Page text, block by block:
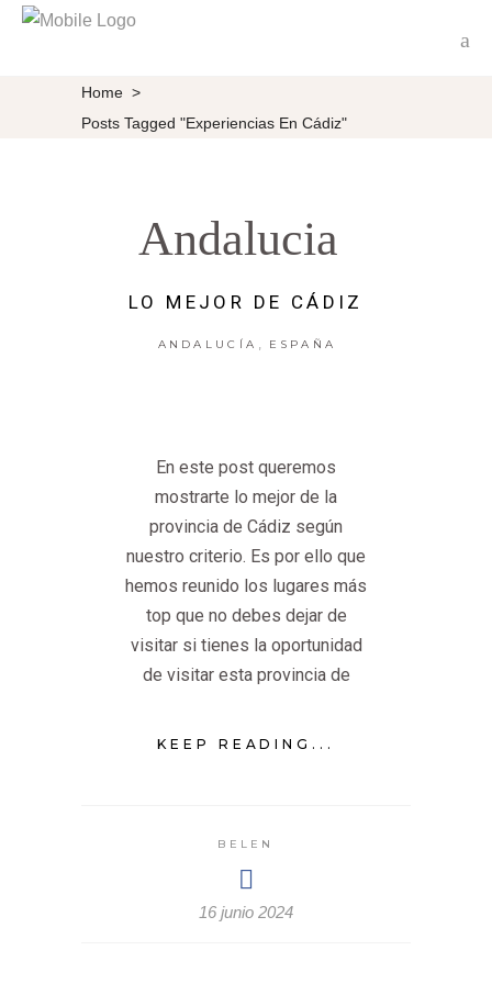
Home >
Posts Tagged "experiencias En Cádiz"
Andalucia
LO MEJOR DE CÁDIZ
ANDALUCÍA ESPAÑA
En este post queremos
mostrarte lo mejor de la
provincia de Cádiz según
nuestro criterio. Es por ello que
hemos reunido los lugares más
top que no debes dejar de
visitar si tienes la oportunidad
de visitar esta provincia de
KEEP READING...
BELEN
16 junio 2024